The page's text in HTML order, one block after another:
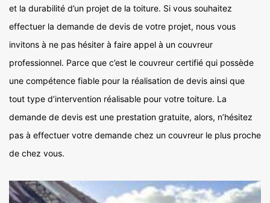
et la durabilité d’un projet de la toiture. Si vous souhaitez
effectuer la demande de devis de votre projet, nous vous
invitons à ne pas hésiter à faire appel à un couvreur
professionnel. Parce que c’est le couvreur certifié qui possède
une compétence fiable pour la réalisation de devis ainsi que
tout type d’intervention réalisable pour votre toiture. La
demande de devis est une prestation gratuite, alors, n’hésitez
pas à effectuer votre demande chez un couvreur le plus proche
de chez vous.